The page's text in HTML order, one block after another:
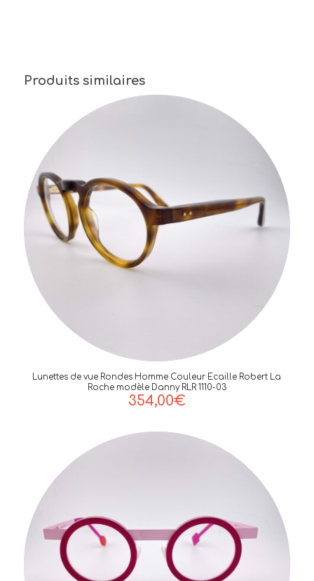
Produits similaires
Lunettes de vue Rondes Homme Couleur Ecaille Robert La
Roche modèle Danny RLR 1110-03
354,00€